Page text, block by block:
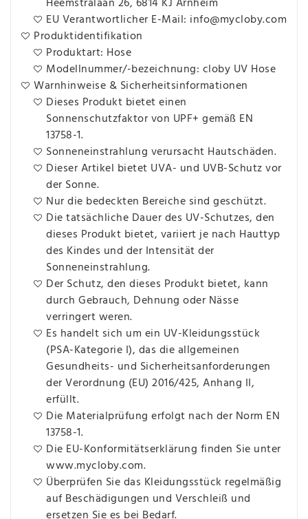
Heemstralaan 26, 6814 KJ Arnheim
EU Verantwortlicher E-Mail: info@mycloby.com
Produktidentifikation
Produktart: Hose
Modellnummer/-bezeichnung: cloby UV Hose
Warnhinweise & Sicherheitsinformationen
Dieses Produkt bietet einen
Sonnenschutzfaktor von UPF+ gemäß EN
13758-1.
Sonneneinstrahlung verursacht Hautschäden.
Dieser Artikel bietet UVA- und UVB-Schutz vor
der Sonne.
Nur die bedeckten Bereiche sind geschützt.
Die tatsächliche Dauer des UV-Schutzes, den
dieses Produkt bietet, variiert je nach Hauttyp
des Kindes und der Intensität der
Sonneneinstrahlung.
Der Schutz, den dieses Produkt bietet, kann
durch Gebrauch, Dehnung oder Nässe
verringert weren.
Es handelt sich um ein UV-Kleidungsstück
(PSA-Kategorie I), das die allgemeinen
Gesundheits- und Sicherheitsanforderungen
der Verordnung (EU) 2016/425, Anhang II,
erfüllt.
Die Materialprüfung erfolgt nach der Norm EN
13758-1.
Die EU-Konformitätserklärung finden Sie unter
www.mycloby.com.
Überprüfen Sie das Kleidungsstück regelmäßig
auf Beschädigungen und Verschleiß und